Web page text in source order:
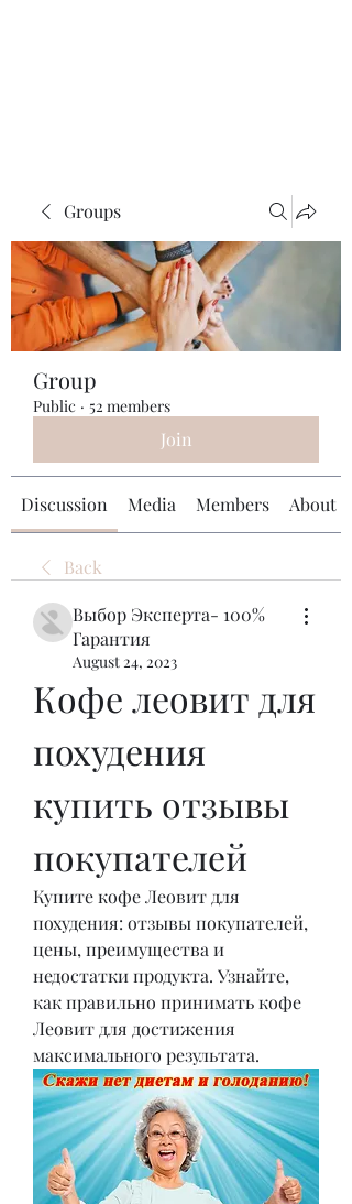
Groups
Group
Public · 52 members
Join
Discussion Media Members About
Back
Выбор Эксперта- 100%
Гарантия
August 24, 2023
Кофе леовит для
похудения
купить отзывы
покупателей
Купите кофе Леовит для
похудения: отзывы покупателей,
цены, преимущества и
недостатки продукта. Узнайте,
как правильно принимать кофе
Леовит для достижения
максимального результата.